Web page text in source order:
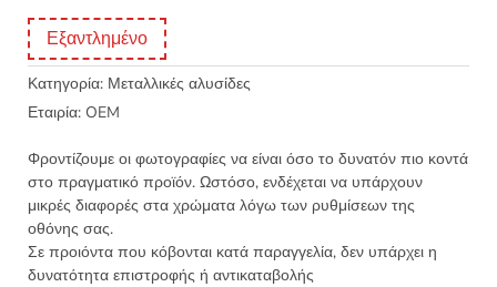
Εξαντλημένο
Κατηγορία: Μεταλλικές αλυσίδες
Εταιρία: OEM
Φροντίζουμε οι φωτογραφίες να είναι όσο το δυνατόν πιο κοντά
στο πραγματικό προϊόν. Ωστόσο, ενδέχεται να υπάρχουν
μικρές διαφορές στα χρώματα λόγω των ρυθμίσεων της
οθόνης σας.
Σε προιόντα που κόβονται κατά παραγγελία, δεν υπάρχει η
δυνατότητα επιστροφής ή αντικαταβολής